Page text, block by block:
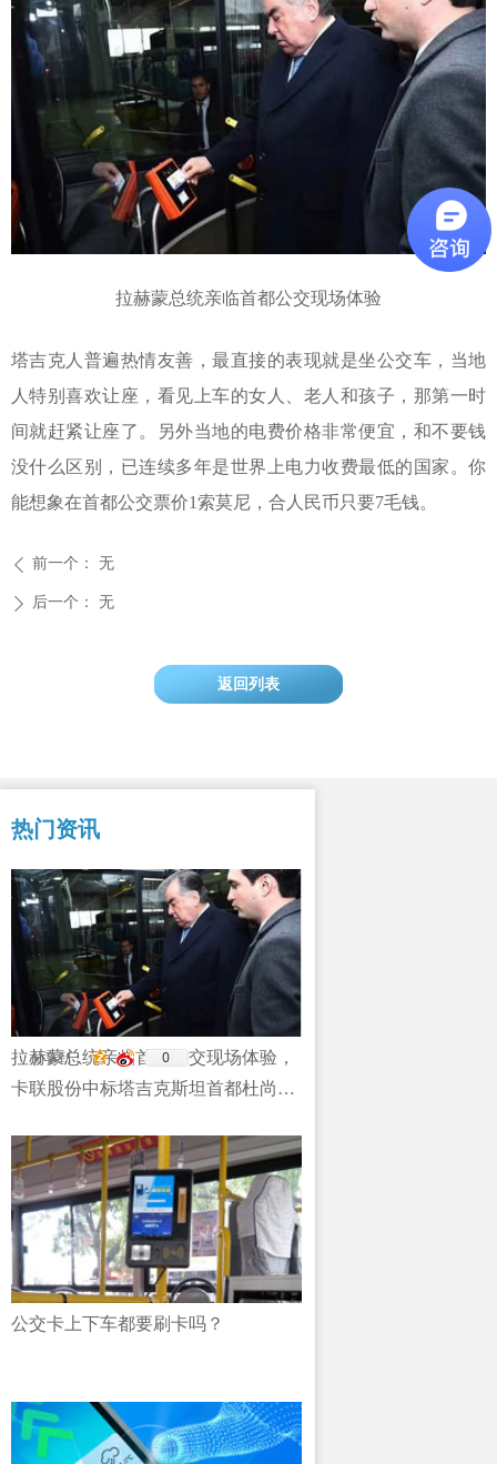
拉赫蒙总统亲临首都公交现场体验
塔吉克人普遍热情友善，最直接的表现就是坐公交车，当地
人特别喜欢让座，看见上车的女人、老人和孩子，那第一时
间就赶紧让座了。另外当地的电费价格非常便宜，和不要钱
没什么区别，已连续多年是世界上电力收费最低的国家。 你
能想象在首都公交票价1索莫尼，合人民币只要7毛钱。
ꄴ 前一个： 无
ꄲ 后一个： 无
返回列表
分享到： 0
热门资讯
拉赫蒙总统亲临首都公交现场体验，
卡联股份中标塔吉克斯坦首都杜尚别
公交卡上下车都要刷卡吗？